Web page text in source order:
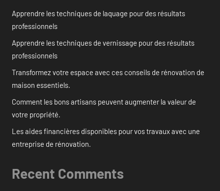
Apprendre les techniques de laquage pour des résultats
professionnels
Apprendre les techniques de vernissage pour des résultats
professionnels
Transformez votre espace avec ces conseils de rénovation de
maison essentiels.
Comment les bons artisans peuvent augmenter la valeur de
votre propriété.
Les aides financières disponibles pour vos travaux avec une
entreprise de rénovation.
Recent Comments